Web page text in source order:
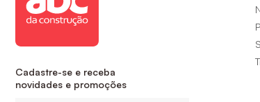
Cadastre-se e receba
novidades e promoções